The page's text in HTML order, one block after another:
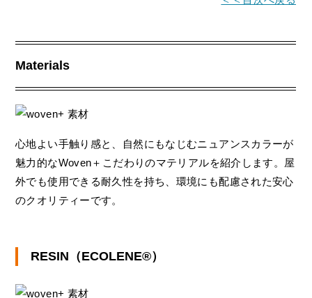
Materials
心地よい手触り感と、自然にもなじむニュアンスカラーが
魅力的なWoven＋こだわりのマテリアルを紹介します。屋
外でも使用できる耐久性を持ち、環境にも配慮された安心
のクオリティーです。
RESIN（ECOLENE®︎）